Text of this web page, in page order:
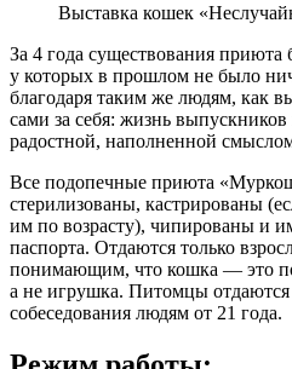
Выставка кошек
За 4 года существования приюта
у которых в прошлом не было
благодаря таким же людям, как
сами за себя: жизнь
радостной, наполненной
Все подопечные приюта
стерилизованы, кастрированы
им по возрасту), чипированы и
паспорта. Отдаются только
понимающим, что кошка — это
а не игрушка. Питомцы отдаются
собеседования людям от 21 года.